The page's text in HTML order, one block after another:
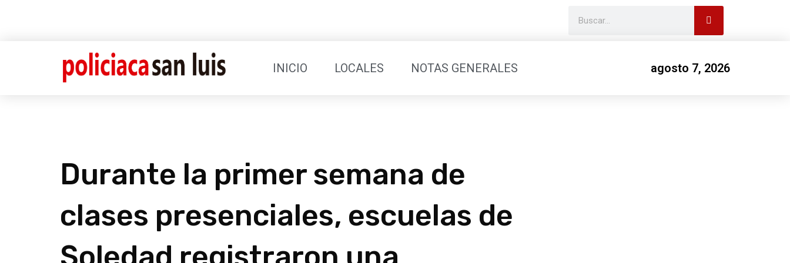
INICIO LOCALES NOTAS GENERALES agosto 7, 2026
Durante la primer semana de
clases presenciales, escuelas de